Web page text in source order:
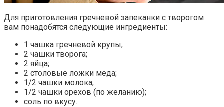
Для приготовления гречневой запеканки с творогом
вам понадобятся следующие ингредиенты:
1 чашка гречневой крупы;
2 чашки творога;
2 яйца;
2 столовые ложки меда;
1/2 чашки молока;
1/2 чашки орехов (по желанию);
соль по вкусу.